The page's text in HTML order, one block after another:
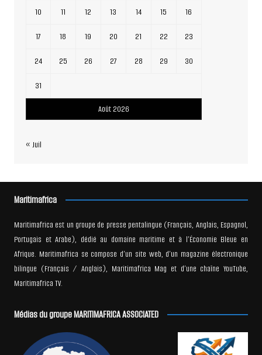
Août 2026
10 11 12 13 14 15 16
17 18 19 20 21 22 23
24 25 26 27 28 29 30
31
« Juil
Maritimafrica
Maritimafrica est un groupe de presse pentalingue (Français, Anglais, Espagnol,
Portugais et Arabe), dédié au domaine maritime et à l’Économie Bleue en
Afrique. Maritimafrica se compose d’un site web, d’un magazine électronique
bilingue (Français / Anglais), Maritimafrica Mag et d’une chaîne YouTube,
Maritimafrica TV.
Médias du groupe MARITIMAFRICA ASSOCIATED